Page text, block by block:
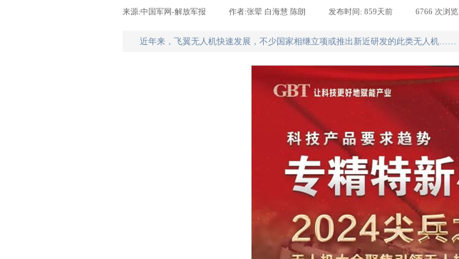
来源:中国军网-解放军报 作者:张翚 白海慧 陈朗 发布时间: 859天前 6766 次浏览
近年来，飞翼无人机快速发展，不少国家相继立项或推出新近研发的此类无人机……